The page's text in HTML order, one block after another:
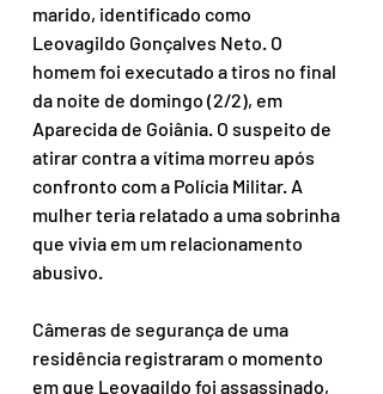
marido, identificado como
Leovagildo Gonçalves Neto. O
homem foi executado a tiros no final
da noite de domingo (2/2), em
Aparecida de Goiânia. O suspeito de
atirar contra a vítima morreu após
confronto com a Polícia Militar. A
mulher teria relatado a uma sobrinha
que vivia em um relacionamento
abusivo.
Câmeras de segurança de uma
residência registraram o momento
em que Leovagildo foi assassinado,